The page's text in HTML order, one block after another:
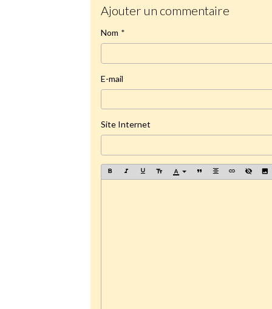
Ajouter un commentaire
Nom
E-mail
Site Internet